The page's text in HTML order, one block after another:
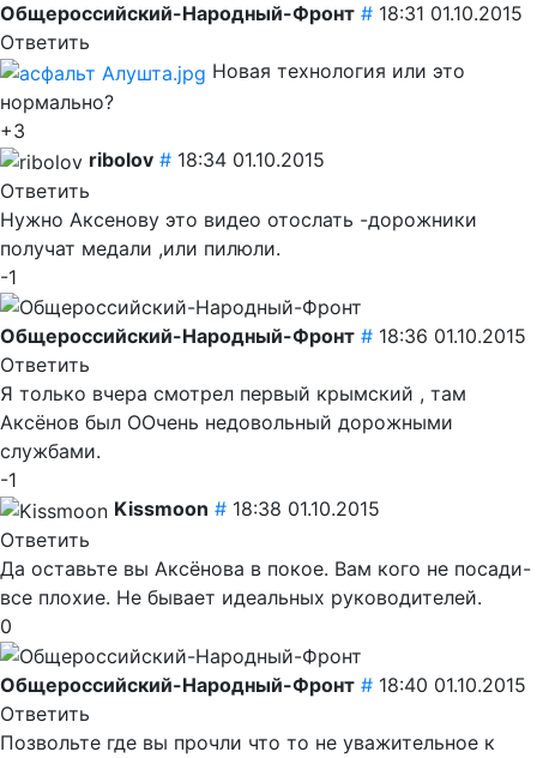
Общероссийский-Народный-Фронт # 18:31 01.10.2015
Ответить
Новая технология или это
нормально?
+3
ribolov # 18:34 01.10.2015
Ответить
Нужно Аксенову это видео отослать -дорожники
получат медали ,или пилюли.
-1
Общероссийский-Народный-Фронт # 18:36 01.10.2015
Ответить
Я только вчера смотрел первый крымский , там
Аксёнов был ООчень недовольный дорожными
службами.
-1
Kissmoon # 18:38 01.10.2015
Ответить
Да оставьте вы Аксёнова в покое. Вам кого не посади-
все плохие. Не бывает идеальных руководителей.
0
Общероссийский-Народный-Фронт # 18:40 01.10.2015
Ответить
Позвольте где вы прочли что то не уважительное к